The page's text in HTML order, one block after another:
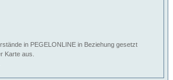
in PEGELONLINE in Beziehung gesetzt
Karte aus.